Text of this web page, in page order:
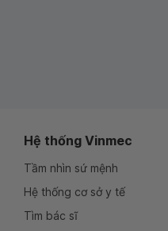
Hệ thống Vinmec
Tầm nhìn sứ mệnh
Hệ thống cơ sở y tế
Tìm bác sĩ